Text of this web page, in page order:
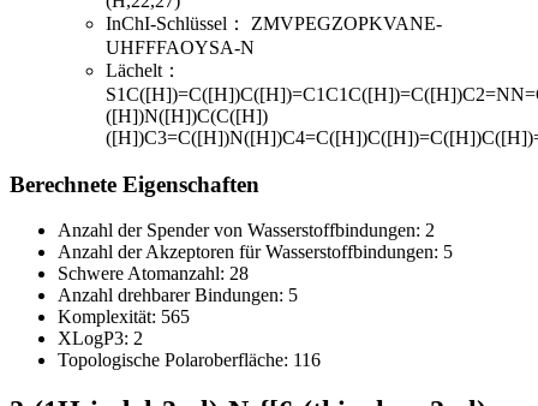
InChI-Schlüssel：
ZMVPEGZOPKVANE-
UHFFFAOYSA-N
Lächelt：
([H])N([H])C(C([H])
Berechnete Eigenschaften
Anzahl der Spender von Wasserstoffbindungen: 2
Anzahl der Akzeptoren für Wasserstoffbindungen: 5
Schwere Atomanzahl: 28
Anzahl drehbarer Bindungen: 5
Komplexität: 565
XLogP3: 2
Topologische Polaroberfläche: 116